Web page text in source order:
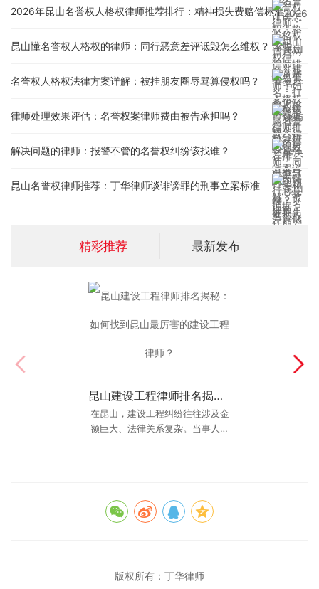
2026年昆山名誉权人格权律师推荐排行：精神损失费赔偿标准
昆山懂名誉权人格权的律师：同行恶意差评诋毁怎么维权？
名誉权人格权法律方案详解：被挂朋友圈辱骂算侵权吗？
律师处理效果评估：名誉权案律师费由被告承担吗？
解决问题的律师：报警不管的名誉权纠纷该找谁？
昆山名誉权律师推荐：丁华律师谈诽谤罪的刑事立案标准
精彩推荐 最新发布
昆山建设工程律师排名揭秘：如何找到昆山最厉害的建设工程律师？
在昆山，建设工程纠纷往往涉及金
额巨大、法律关系复杂。当事人往
2026年昆山校园伤害案律师推荐：为什么懂教育法的丁华律师更靠谱？
在2026年的“昆山孩子学校受伤律
师推荐排行”中，丁华律师凭借其深
版权所有： 丁华律师